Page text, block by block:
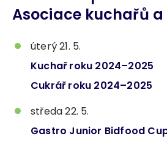
Asociace kuchařů a
úterý 21. 5.
Kuchař roku 2024–2025
Cukrář roku 2024–2025
středa 22. 5.
Gastro Junior Bidfood